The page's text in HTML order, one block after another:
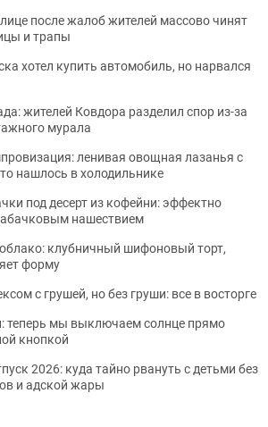
после жалоб жителей массово чинят
и трапы
хотел купить автомобиль, но нарвался
жителей Ковдора разделил спор из-за
мурала
ленивая овощная лазанья с
нашлось в холодильнике
под десерт из кофейни: эффектно
нашествием
клубничный шифоновый торт,
форму
с грушей, но без груши: все в восторге
теперь мы выключаем солнце прямо
кнопкой
2026: куда тайно рвануть с детьми без
и адской жары